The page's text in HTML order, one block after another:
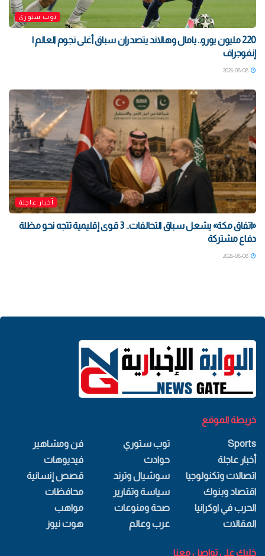
توب ستوري
220 مليون يورو.. يامال وهالاند يتصدران سباق أغلى نجوم العالم |
إنفوجراف
أخبار عاجلة
«اتفاق مكة» يشعل سباق التحالفات.. 3 قوى إقليمية تتجه نحو مظلة
دفاع مشتركة
خريطة الموقع
Sports
أخبار عاجلة
اتصالات وتكنولوجيا
اقتصاد وبنوك
الحرب في اوكرانيا
المقالات
توب ستوري
حوادث
سوشيال وترند
سياسة وتقارير
صحة ومنوعات
عرب وعالم
فن ومشاهير
فيديوهات
قصص إنسانية
محافظات
مواهب
هوت نيوز
خليك علي تواصل معنا